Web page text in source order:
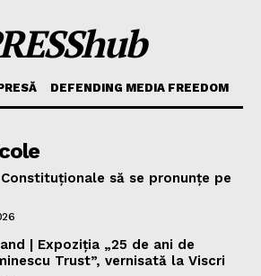
DEFENDING MEDIA FREEDOM
să se pronunțe pe
| Expoziţia „25 de ani de
Trust”, vernisată la Viscri